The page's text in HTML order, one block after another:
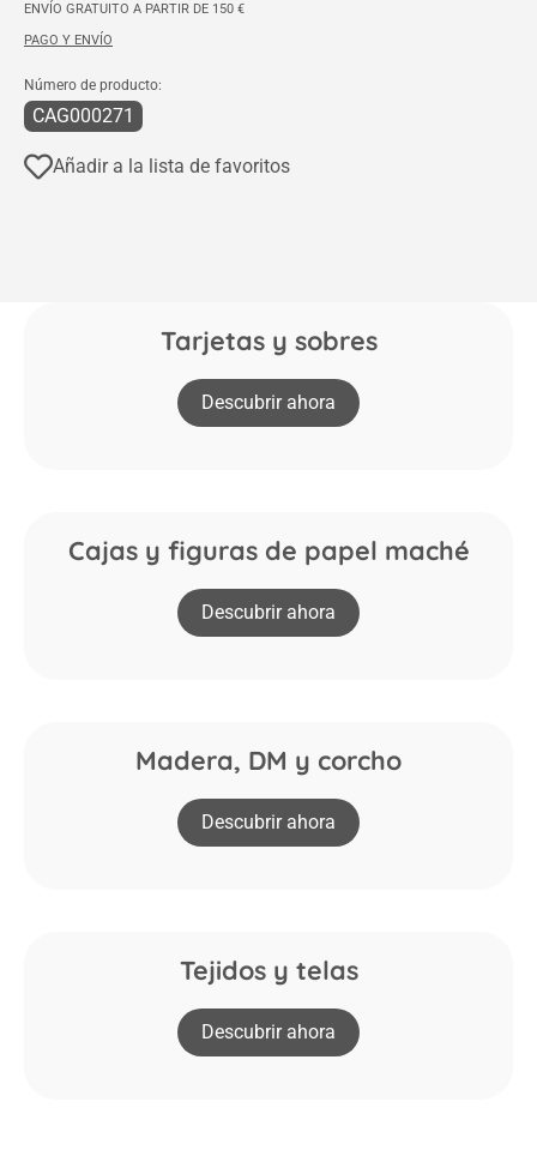
ENVÍO GRATUITO A PARTIR DE 150 €
PAGO Y ENVÍO
Número de producto:
CAG000271
Añadir a la lista de favoritos
Tarjetas y sobres
Descubrir ahora
Cajas y figuras de papel maché
Descubrir ahora
Madera, DM y corcho
Descubrir ahora
Tejidos y telas
Descubrir ahora